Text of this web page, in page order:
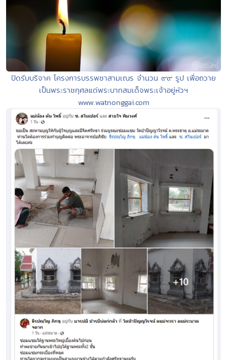
ปิดรับบริจาค โครงการบรรพชาสามเณร จำนวน ๙๙ รูป เพื่อถวาย
เป็นพระราชกุศลแด่พระบาทสมเด็จพระเจ้าอยู่หัวฯ
www.watnonggai.com